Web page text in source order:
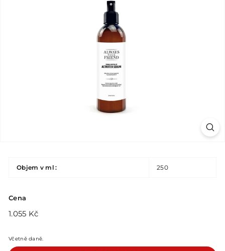
Objem v ml : 250
Cena
Běžná
1.055 Kč1.055
Včetně daně.